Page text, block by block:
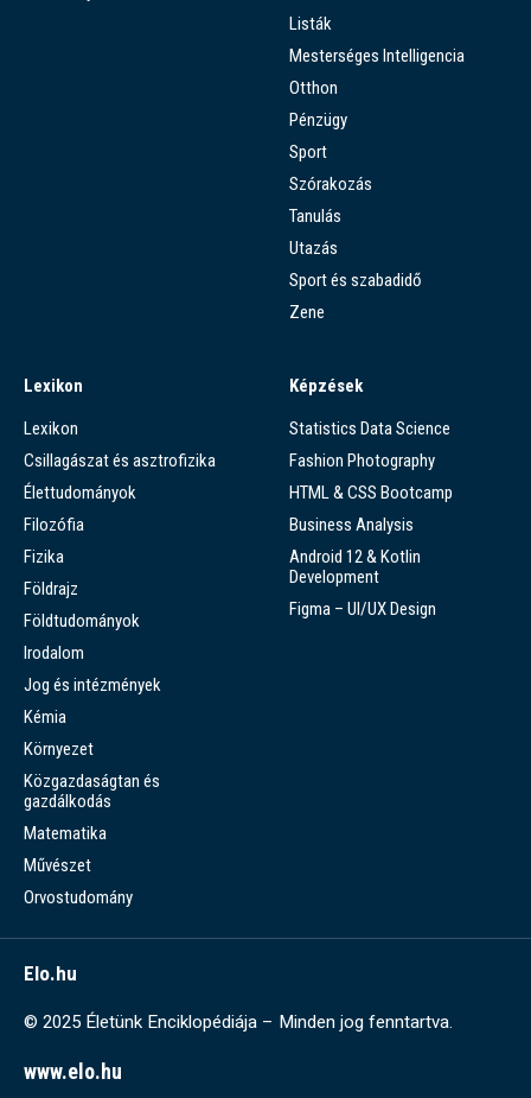
Listák
Mesterséges Intelligencia
Otthon
Pénzügy
Sport
Szórakozás
Tanulás
Utazás
Sport és szabadidő
Zene
Lexikon
Lexikon
Csillagászat és asztrofizika
Élettudományok
Filozófia
Fizika
Földrajz
Földtudományok
Irodalom
Jog és intézmények
Kémia
Környezet
Közgazdaságtan és
gazdálkodás
Matematika
Művészet
Orvostudomány
Képzések
Statistics Data Science
Fashion Photography
HTML & CSS Bootcamp
Business Analysis
Android 12 & Kotlin
Development
Figma – UI/UX Design
Elo.hu
© 2025 Életünk Enciklopédiája – Minden jog fenntartva.
www.elo.hu